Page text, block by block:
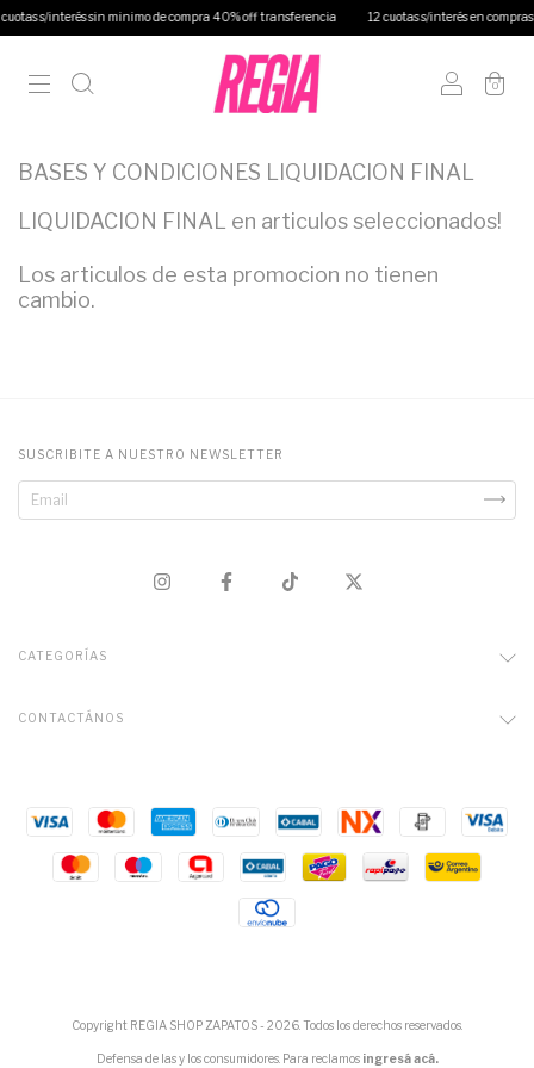
s/interés sin minimo de compra 40% off transferencia 12 cuotas s/interés en
0
BASES Y CONDICIONES LIQUIDACION FINAL
LIQUIDACION FINAL en articulos seleccionados!
Los articulos de esta promocion no tienen
cambio.
SUSCRIBITE A NUESTRO NEWSLETTER
CATEGORÍAS
CONTACTÁNOS
Copyright REGIA SHOP ZAPATOS - 2026. Todos los derechos reservados.
Defensa de las y los consumidores. Para reclamos ingresá acá.